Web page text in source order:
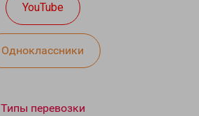
YouTube
Одноклассники
Типы перевозки